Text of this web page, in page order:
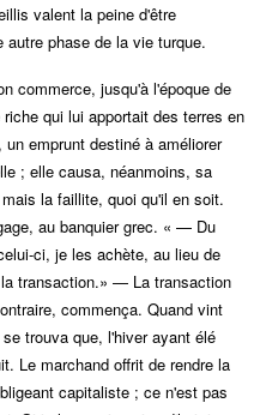
valent la peine d'être
phase de la vie turque.
commerce, jusqu'à l'époque de
qui lui apportait des terres en
emprunt destiné à améliorer
; elle causa, néanmoins, sa
la faillite, quoi qu'il en soit.
au banquier grec. « — Du
ci, je les achète, au lieu de
transaction.» — La transaction
commença. Quand vint
trouva que, l'hiver ayant élé
Le marchand offrit de rendre la
capitaliste ; ce n'est pas